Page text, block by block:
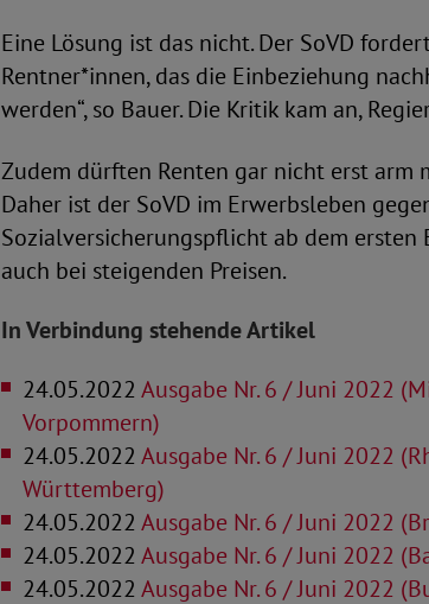
Eine Lösung ist das nicht. Der SoVD
Rentner*innen, das die Einbeziehung
werden“, so Bauer. Die Kritik kam an,
Zudem dürften Renten gar nicht erst arm
Daher ist der SoVD im Erwerbsleben
Sozialversicherungspflicht ab dem
auch bei steigenden Preisen.
In Verbindung stehende Artikel
24.05.2022Ausgabe Nr. 6 / Juni 2022
Vorpommern)
24.05.2022Ausgabe Nr. 6 / Juni 2022
Württemberg)
24.05.2022Ausgabe Nr. 6 / Juni 2022
24.05.2022Ausgabe Nr. 6 / Juni 2022
24.05.2022Ausgabe Nr. 6 / Juni 2022